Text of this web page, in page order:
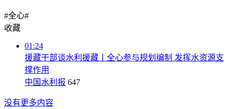
#全心#
收藏
01:24
援藏干部谈水利援藏丨全心参与规划编制 发挥水资源支
撑作用
中国水利报 647
没有更多内容